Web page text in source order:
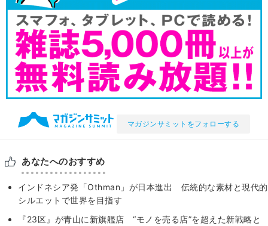
マガジンサミットをフォローする
あなたへのおすすめ
インドネシア発「Othman」が日本進出 伝統的な素材と現代的
シルエットで世界を目指す
『23区』が青山に新旗艦店 “モノを売る店”を超えた新戦略と